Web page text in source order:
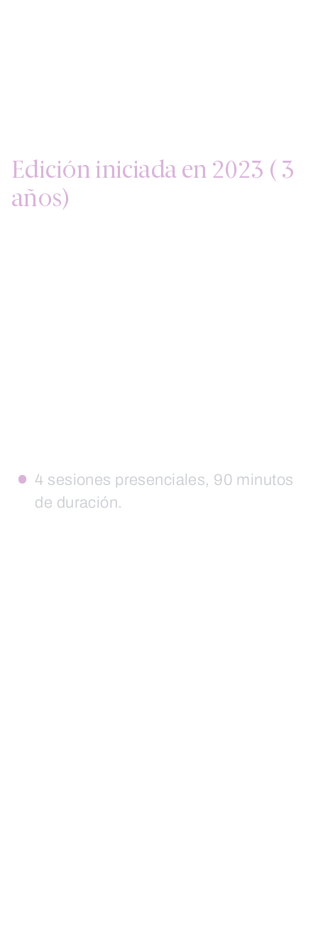
Edición iniciada en 2023 ( 3
años)
4 sesiones presenciales, 90 minutos
de duración.